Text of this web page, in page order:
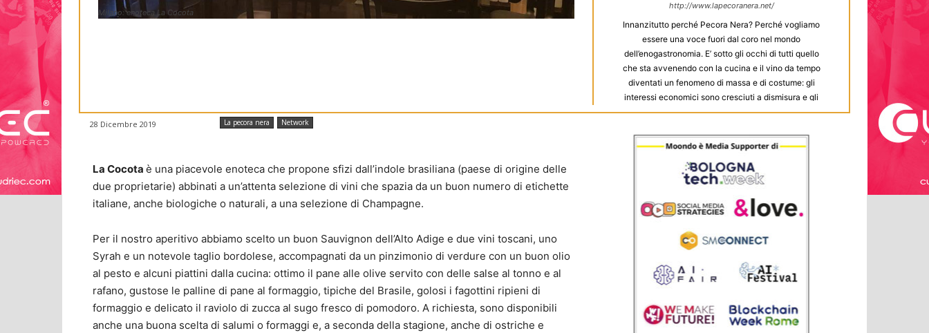
Milano: enoteca La Cocota
http://www.lapecoranera.net/
Innanzitutto perché Pecora Nera? Perché vogliamo
essere una voce fuori dal coro nel mondo
dell’enogastronomia. E’ sotto gli occhi di tutti quello
che sta avvenendo con la cucina e il vino da tempo
diventati un fenomeno di massa e di costume: gli
interessi economici sono cresciuti a dismisura e gli
investimenti pubblicitari “guidano” ormai gran parte
di forza è il non avere conflitti di interesse con i
così da poter scrivere nell’interesse unico del
lettore. Per scriverci: info@lapecoranera.net
28 Dicembre 2019 La pecora nera Network
La Cocota è una piacevole enoteca che propone sfizi dall’indole brasiliana (paese di origine delle
due proprietarie) abbinati a un’attenta selezione di vini che spazia da un buon numero di etichette
italiane, anche biologiche o naturali, a una selezione di Champagne.
Per il nostro aperitivo abbiamo scelto un buon Sauvignon dell’Alto Adige e due vini toscani, uno
Syrah e un notevole taglio bordolese, accompagnati da un pinzimonio di verdure con un buon olio
al pesto e alcuni piattini dalla cucina: ottimo il pane alle olive servito con delle salse al tonno e al
rafano, gustose le palline di pane al formaggio, tipiche del Brasile, golosi i fagottini ripieni di
formaggio e delicato il raviolo di zucca al sugo fresco di pomodoro. A richiesta, sono disponibili
anche una buona scelta di salumi o formaggi e, a seconda della stagione, anche di ostriche e